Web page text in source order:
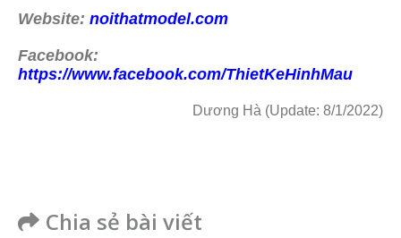
Website: noithatmodel.com
Facebook:
https://www.facebook.com/ThietKeHinhMau
Dương Hà (Update: 8/1/2022)
Chia sẻ bài viết